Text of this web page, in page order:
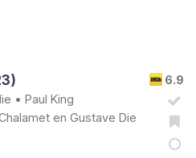
6.9
• Paul King
en Gustave Die